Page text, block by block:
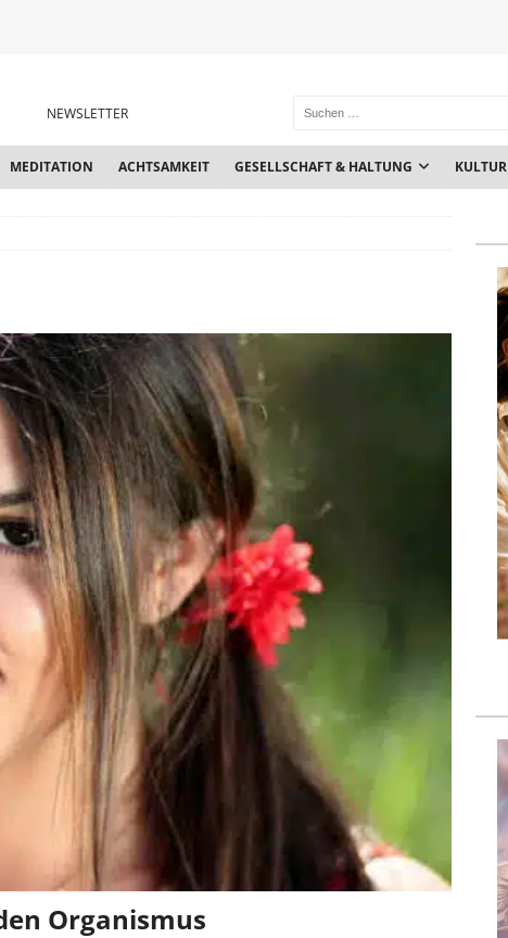
NEWSLETTER
MEDITATION ACHTSAMKEIT GESELLSCHAFT & HALTUNG KULTUR
Organismus